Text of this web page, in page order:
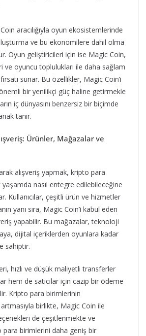
aracılığıyla oyun ekosistemlerinde
ve bu ekonomilere dahil olma
Oyun geliştiricileri için ise Magic Coin,
ve oyuncu toplulukları ile daha sağlam
sunar. Bu özellikler, Magic Coin’i
bir yenilikçi güç haline getirmekle
iç dünyasını benzersiz bir biçimde
tanır.
Ürünler, Mağazalar ve
alışveriş yapmak, kripto para
nasıl entegre edilebileceğine
Kullanıcılar, çeşitli ürün ve hizmetler
yanı sıra, Magic Coin’i kabul eden
yapabilir. Bu mağazalar, teknoloji
dijital içeriklerden oyunlara kadar
sahiptir.
hızlı ve düşük maliyetli transferler
hem de satıcılar için cazip bir ödeme
Kripto para birimlerinin
birlikte, Magic Coin ile
de çeşitlenmekte ve
para birimlerini daha geniş bir